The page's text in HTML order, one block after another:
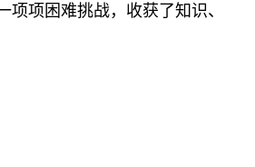
项困难挑战，收获了知识、